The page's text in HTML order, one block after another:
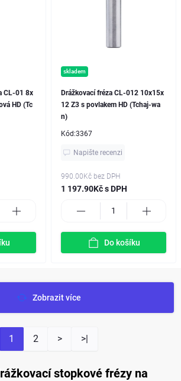
CL-01 8x
HD (Tc
skladem
Drážkovací fréza CL-012 10x15x
12 Z3 s povlakem HD (Tchaj-wa
n)
Kód:3367
Napište recenzi
990.00Kč bez DPH
1 197.90Kč s DPH
Do košíku
Zobrazit více
1 2 > >|
stopkové frézy na